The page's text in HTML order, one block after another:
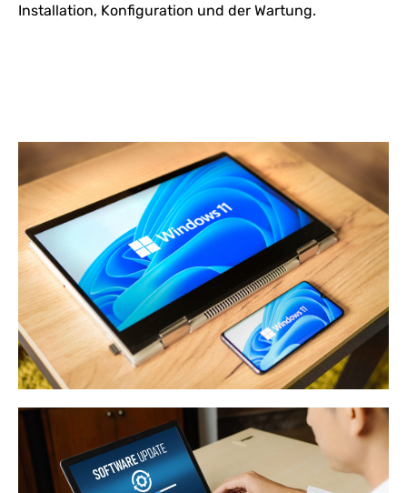
Installation, Konfiguration und der Wartung.